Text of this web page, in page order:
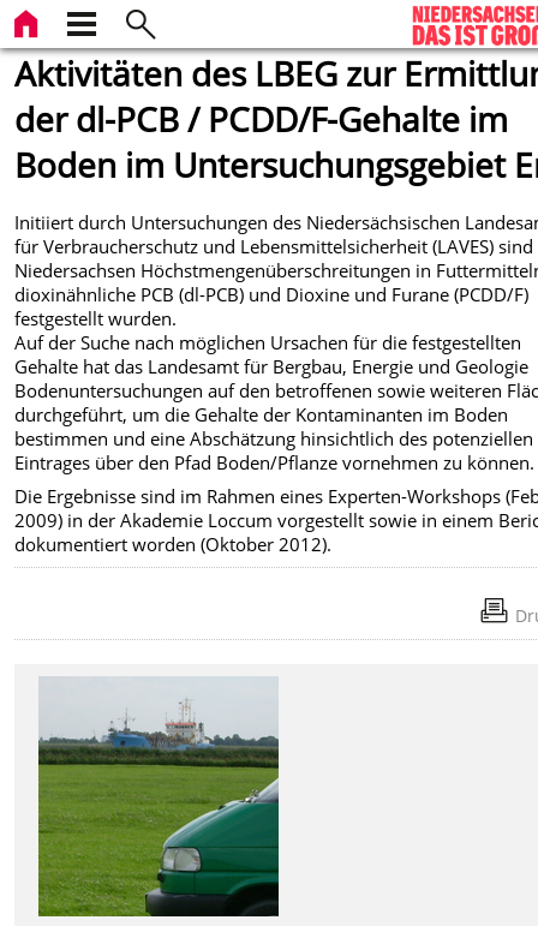
Aktivitäten des LBEG zur
der dl-PCB / PCDD/F-Gehalte im
Boden im Untersuchungsgebiet
Initiiert durch Untersuchungen des Niedersächsischen
für Verbraucherschutz und Lebensmittelsicherheit (LAVES)
Niedersachsen Höchstmengenüberschreitungen in
dioxinähnliche PCB (dl-PCB) und Dioxine und Furane (PCDD/F)
festgestellt wurden.
Auf der Suche nach möglichen Ursachen für die festgestellten
Gehalte hat das Landesamt für Bergbau, Energie und Geologie
Bodenuntersuchungen auf den betroffenen sowie weiteren
durchgeführt, um die Gehalte der Kontaminanten im Boden
bestimmen und eine Abschätzung hinsichtlich des potenziellen
Eintrages über den Pfad Boden/Pflanze vornehmen zu können.
Die Ergebnisse sind im Rahmen eines Experten-Workshops
2009) in der Akademie Loccum vorgestellt sowie in einem
dokumentiert worden (Oktober 2012).